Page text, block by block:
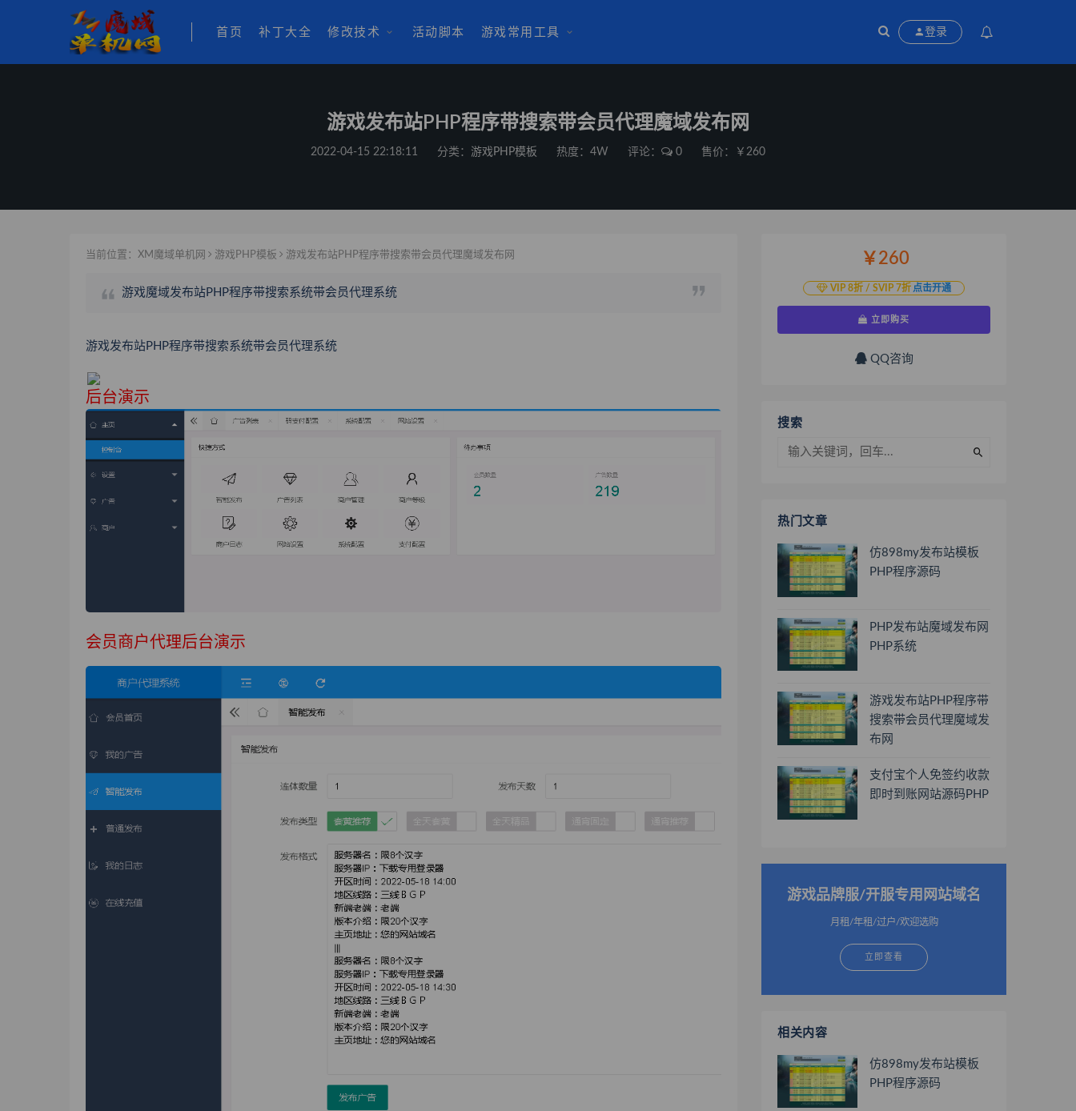
首页 补丁大全 修改技术 活动脚本 游戏常用工具 登录
游戏发布站PHP程序带搜索带会员代理魔域发布网
2022-04-15 22:18:11 分类： 游戏PHP模板 热度：4W 评论： 0 售价：￥260
当前位置： XM魔域单机网 游戏PHP模板 游戏发布站PHP程序带搜索带会员代理魔域发布网
游戏魔域发布站PHP程序带搜索系统带会员代理系统
游戏发布站PHP程序带搜索系统带会员代理系统
后台演示
会员商户代理后台演示
￥260
VIP 8折 / SVIP 7折 点击开通
立即购买
QQ咨询
搜索
热门文章
仿898my发布站模板
PHP程序源码
PHP发布站魔域发布网
PHP系统
游戏发布站PHP程序带
搜索带会员代理魔域发
布网
支付宝个人免签约收款
即时到账网站源码PHP
游戏品牌服/开服专用网站域名
月租/年租/过户/欢迎选购
立即查看
相关内容
仿898my发布站模板
PHP程序源码